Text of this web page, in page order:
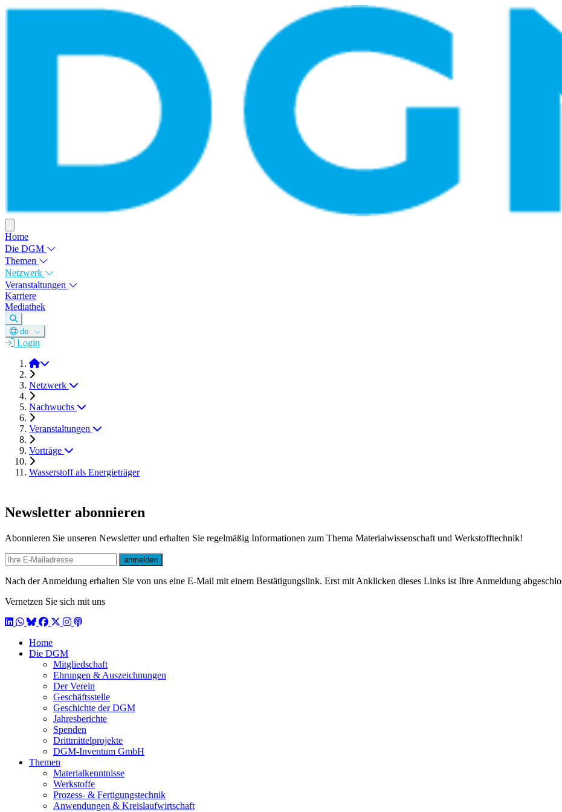
Home
Die DGM
Themen
Netzwerk
Veranstaltungen
Karriere
Mediathek
de
Login
DGM e.V.
Netzwerk
Nachwuchs
Veranstaltungen
Vorträge
Wasserstoff als Energieträger
Newsletter abonnieren
Abonnieren Sie unseren Newsletter und erhalten Sie regelmäßig Informationen zum Thema Materialwissenschaft und Werkstofftechnik!
E-mail
anmelden
Nach der Anmeldung erhalten Sie von uns eine E-Mail mit einem Bestätigungslink. Erst mit Anklicken dieses Links ist Ihre Anmeldung
Vernetzen Sie sich mit uns
LinkedIn
WhatsApp
BlueSky
Facebook
X / Twitter
Instagram
Podcast
Home
Die DGM
Mitgliedschaft
Ehrungen & Auszeichnungen
Der Verein
Geschäftsstelle
Geschichte der DGM
Jahresberichte
Spenden
Drittmittelprojekte
DGM-Inventum GmbH
Themen
Materialkenntnisse
Werkstoffe
Prozess- & Fertigungstechnik
Anwendungen & Kreislaufwirtschaft